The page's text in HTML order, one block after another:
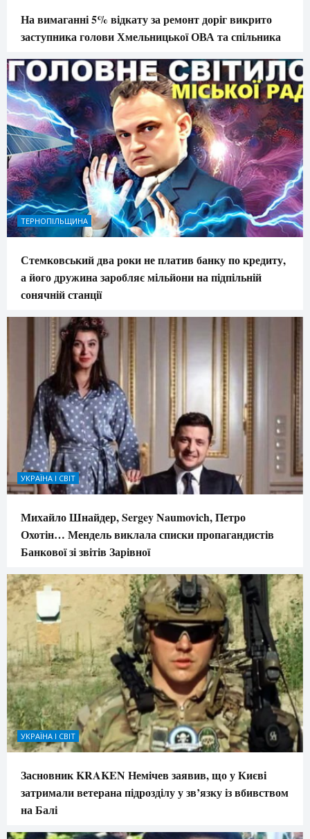
На вимаганні 5% відкату за ремонт доріг викрито
заступника голови Хмельницької ОВА та спільника
ТЕРНОПІЛЬЩИНА
Стемковський два роки не платив банку по кредиту,
а його дружина заробляє мільйони на підпільній
сонячній станції
УКРАЇНА І СВІТ
Михайло Шнайдер, Sergey Naumovich, Петро
Охотін… Мендель виклала списки пропагандистів
Банкової зі звітів Зарівної
УКРАЇНА І СВІТ
Засновник KRAKEN Немічев заявив, що у Києві
затримали ветерана підрозділу у зв’язку із вбивством
на Балі